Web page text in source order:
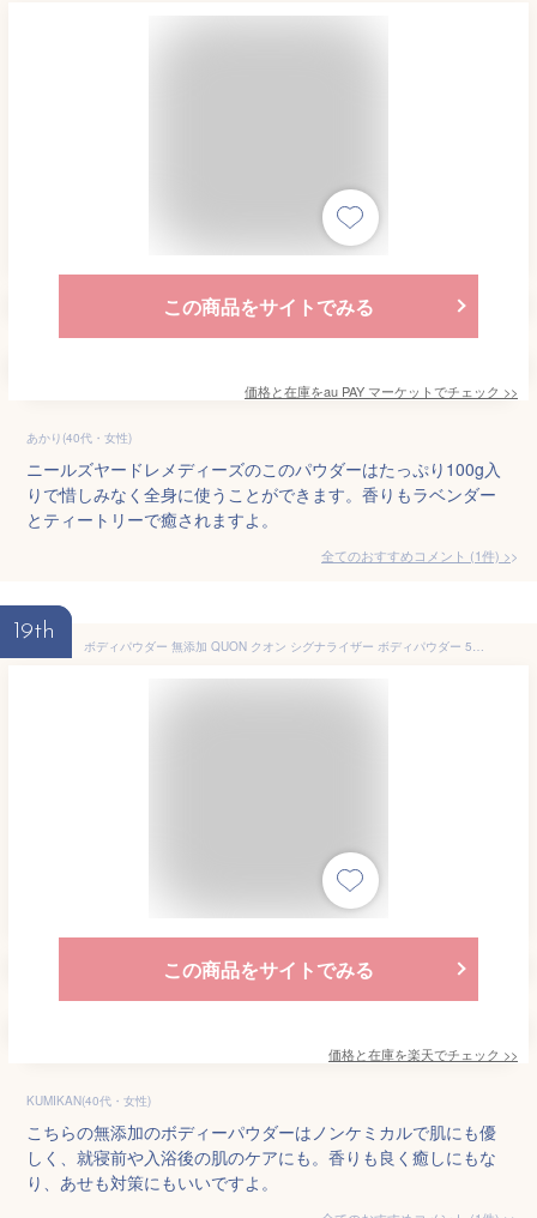
この商品をサイトでみる
価格と在庫をau PAY マーケットでチェック >>
あかり(40代・女性)
ニールズヤードレメディーズのこのパウダーはたっぷり100g入
りで惜しみなく全身に使うことができます。香りもラベンダー
とティートリーで癒されますよ。
全てのおすすめコメント (1件) >
19th
ボディパウダー 無添加 QUON クオン シグナライザー ボディパウダー 50g 購入金額別特典あり オーガニック 正規品 ボディケア あせも 汗 天然 ナチュラル ノンケミカル 自然
この商品をサイトでみる
価格と在庫を楽天でチェック >>
KUMIKAN(40代・女性)
こちらの無添加のボディーパウダーはノンケミカルで肌にも優
しく、就寝前や入浴後の肌のケアにも。香りも良く癒しにもな
り、あせも対策にもいいですよ。